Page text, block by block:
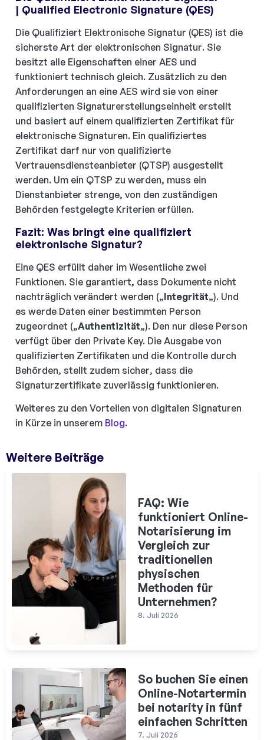
| Qualified Electronic Signature (QES)
Die Qualifiziert Elektronische Signatur (QES) ist die
sicherste Art der elektronischen Signatur. Sie
besitzt alle Eigenschaften einer AES und
funktioniert technisch gleich. Zusätzlich zu den
Anforderungen an eine AES wird sie von einer
qualifizierten Signaturerstellungseinheit erstellt
und basiert auf einem qualifizierten Zertifikat für
elektronische Signaturen. Ein qualifiziertes
Zertifikat darf nur von qualifizierte
Vertrauensdiensteanbieter (QTSP) ausgestellt
werden. Um ein QTSP zu werden, muss ein
Dienstanbieter strenge, von den zuständigen
Behörden festgelegte Kriterien erfüllen.
Fazit: Was bringt eine qualifiziert
elektronische Signatur?
Eine QES erfüllt daher im Wesentliche zwei
Funktionen. Sie garantiert, dass Dokumente nicht
nachträglich verändert werden („Integrität„). Und
es werde Daten einer bestimmten Person
zugeordnet („Authentizität„). Den nur diese Person
verfügt über den Private Key. Die Ausgabe von
qualifizierten Zertifikaten und die Kontrolle durch
Behörden, stellt zudem sicher, dass die
Signaturzertifikate zuverlässig funktionieren.
Weiteres zu den Vorteilen von digitalen Signaturen
in Kürze in unserem Blog.
Weitere Beiträge
FAQ: Wie
funktioniert Online-
Notarisierung im
Vergleich zur
traditionellen
physischen
Methoden für
Unternehmen?
8. Juli 2026
So buchen Sie einen
Online-Notartermin
bei notarity in fünf
einfachen Schritten
7. Juli 2026